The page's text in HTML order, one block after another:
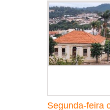
Segunda-feira